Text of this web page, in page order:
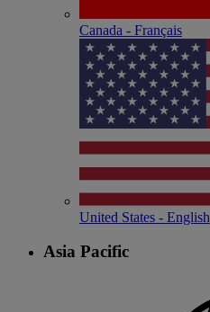
Canada - Français
United States - English
Asia Pacific